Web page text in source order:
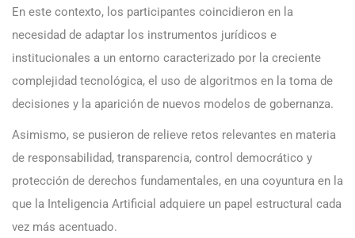
En este contexto, los participantes coincidieron en la
necesidad de adaptar los instrumentos jurídicos e
institucionales a un entorno caracterizado por la creciente
complejidad tecnológica, el uso de algoritmos en la toma de
decisiones y la aparición de nuevos modelos de gobernanza.
Asimismo, se pusieron de relieve retos relevantes en materia
de responsabilidad, transparencia, control democrático y
protección de derechos fundamentales, en una coyuntura en la
que la Inteligencia Artificial adquiere un papel estructural cada
vez más acentuado.